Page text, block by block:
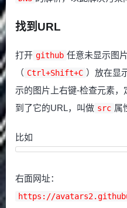
找到URL
打开 github 任意未显示图
（ Ctrl+Shift+C ）放在显
示的图片上右键-检查元素
到了它的URL，叫做 src 属
比如
右面网址：
https://